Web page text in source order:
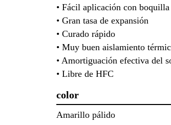
• Fácil aplicación con boquilla
• Gran tasa de expansión
• Curado rápido
• Muy buen aislamiento
• Amortiguación efectiva del
• Libre de HFC
color
Amarillo pálido